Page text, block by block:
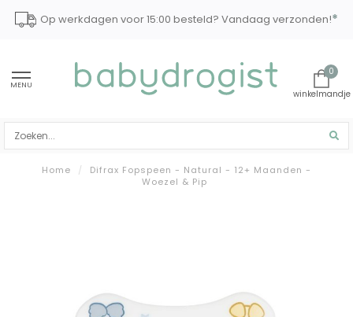
Op werkdagen voor 15:00 besteld? Vandaag verzonden!*
MENU
0
Home /
Difrax Fopspeen - Natural - 12+ Maanden -
Woezel & Pip